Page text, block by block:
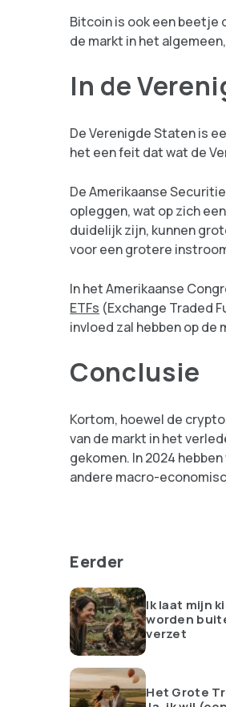
Bitcoin is ook een beetje
de markt in het
In de
De Verenigde Staten is
het een feit dat wat de
De Amerikaanse
opleggen, wat op zich
duidelijk zijn, kunnen
voor een grotere
In het Amerikaanse
ETFs (Exchange Traded
invloed zal hebben op de
Conclusie
Kortom, hoewel de
van de markt in het
gekomen. In 2024
andere macro-
Eerder
Ik laat mijn
worden
verzet
Het Grote